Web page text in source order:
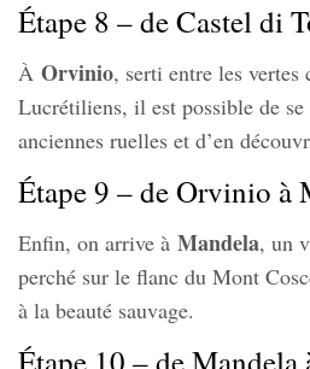
Étape 8 – de Castel di
À Orvinio, serti entre les
Lucrétiliens, il est possible de se
anciennes ruelles et d’en
Étape 9 – de Orvinio à
Enfin, on arrive à Mandela, un
perché sur le flanc du Mont
à la beauté sauvage.